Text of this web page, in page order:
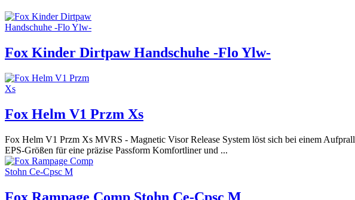
Fox Kinder Dirtpaw Handschuhe -Flo Ylw-
Fox Helm V1 Przm Xs
Fox Helm V1 Przm Xs MVRS - Magnetic Visor Release System löst sich bei einem
EPS-Größen für eine präzise Passform Komfortliner und ...
Fox Rampage Comp Stohn Ce-Cpsc M